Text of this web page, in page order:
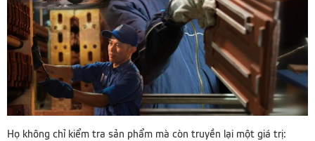
Họ không chỉ kiểm tra sản phẩm mà còn truyền lại một giá trị: